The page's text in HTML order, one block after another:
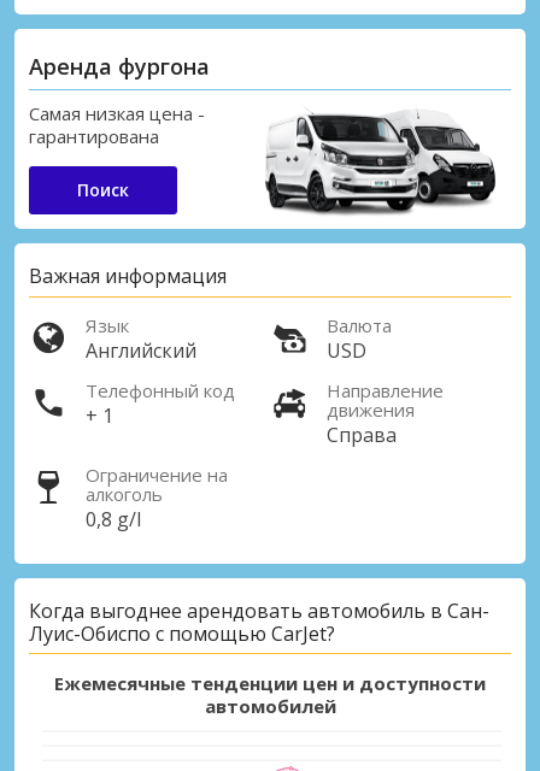
Аренда фургона
Самая низкая цена -
гарантирована
Поиск
Важная информация
Язык
Английский
Валюта
USD
Телефонный код
+ 1
Направление
движения
Справа
Ограничение на
алкоголь
0,8 g/l
Когда выгоднее арендовать автомобиль в Сан-
Луис-Обиспо с помощью CarJet?
Ежемесячные тенденции цен и доступности
автомобилей